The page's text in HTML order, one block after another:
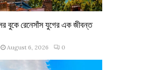
বুকে রেনেসাঁস যুগের এক জীবন্ত
August 6, 2026 0